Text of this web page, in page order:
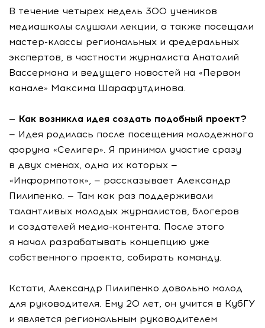
В течение четырех недель 300 учеников
медиашколы слушали лекции, а также посещали
мастер-классы региональных и федеральных
экспертов, в частности журналиста Анатолий
Вассермана и ведущего новостей на «Первом
канале» Максима Шарафутдинова.
— Как возникла идея создать подобный проект?
— Идея родилась после посещения молодежного
форума «Селигер». Я принимал участие сразу
в двух сменах, одна их которых —
«Информпоток», — рассказывает Александр
Пилипенко. — Там как раз поддерживали
талантливых молодых журналистов, блогеров
и создателей медиа-контента. После этого
я начал разрабатывать концепцию уже
собственного проекта, собирать команду.
Кстати, Александр Пилипенко довольно молод
для руководителя. Ему 20 лет, он учится в КубГУ
и является региональным руководителем